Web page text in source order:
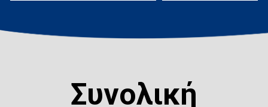
Συνολική